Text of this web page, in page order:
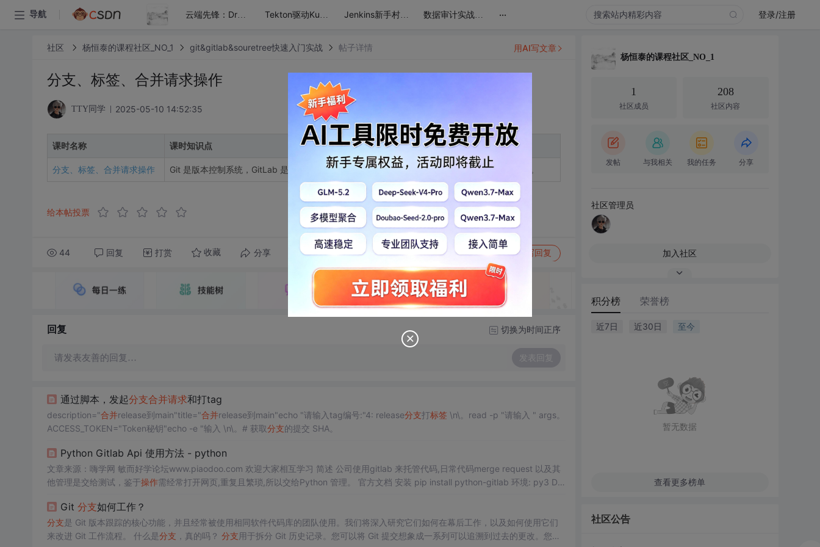
导航 云端先锋：Drone与K8S的自动化交付艺术 Tekton驱动Kubernetes：CICD自动化实战宝典 Jenkins新手村至K8s企业级DevOps高地：实战进阶之路 数据审计实战班：探索Yearning SQL审核系统的奥秘 ... 登录/注册
社区 杨恒泰的课程社区_NO_1 git&gitlab&souretree快速入门实战 帖子详情
分支、标签、合并请求操作
TTY同学 2025-05-10 14:52:35
课时名称 课时知识点
分支、标签、合并请求操作 Git 是版本控制系统，GitLab 是基于 Git 的项目管理平台，SourceTree 是 Git 的可视化操作工具。
给本帖投票
44 回复 打赏 收藏 分享 转发到动态 举报 写回复
用AI写文章
回复 切换为时间正序
请发表友善的回复… 发表回复
通过脚本，发起分支合并请求和打tag
description="合并release到main"title="合并release到main"echo "请输入tag编号:"4: release分支打标签 \n\。read -p "请输入 " args。
ACCESS_TOKEN="Token秘钥"echo -e "输入 \n\。# 获取分支的提交 SHA。
Python Gitlab Api 使用方法 - python
文章来源：嗨学网 敏而好学论坛www.piaodoo.com 欢迎大家相互学习 简述 公司使用gitlab 来托管代码,日常代码merge request 以及其
他管理是交给测试，鉴于操作需经常打开网页,重复且繁琐,所以交给Python 管理。 官方文档 安装 pip install python-gitlab 环境: py3 DE
Git 分支如何工作？
分支是 Git 版本跟踪的核心功能，并且经常被使用相同软件代码库的团队使用。我们将深入研究它们如何在幕后工作，以及如何使用它们
来改进 Git 工作流程。 什么是分支 ，真的吗？ 分支用于拆分 Git 历史记录。您可以将 Git 提交想象成一系列可以追溯到过去的更改。您可
杨恒泰的课程社区_NO_1
1
社区成员
208
社区内容
发帖 与我相关 我的任务 分享
社区管理员
加入社区
积分榜 荣誉榜
近7日 近30日 至今
暂无数据
查看更多榜单
社区公告